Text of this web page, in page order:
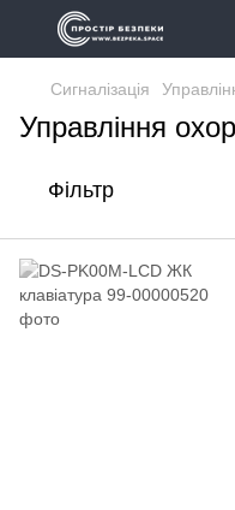
Сигналізація
Управління
Фільтр